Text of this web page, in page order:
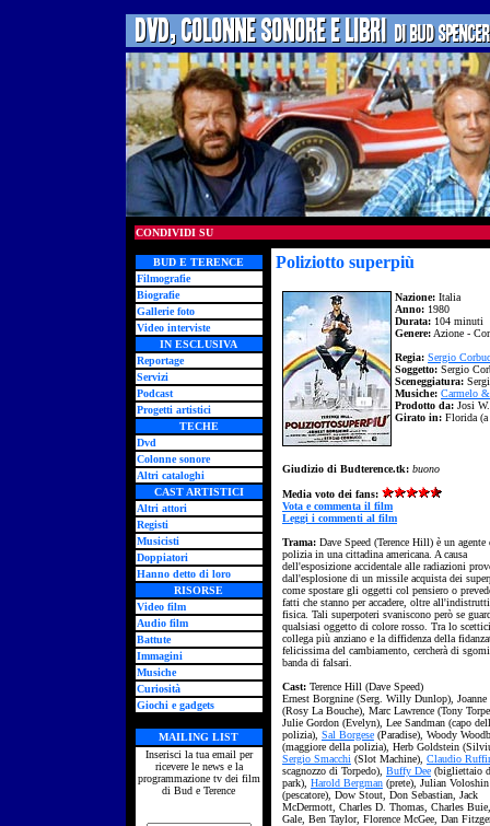
CONDIVIDI SU
BUD E TERENCE
Filmografie
Biografie
Gallerie foto
Video interviste
IN ESCLUSIVA
Reportage
Servizi
Podcast
Progetti artistici
TECHE
Dvd
Colonne sonore
Altri cataloghi
CAST ARTISTICI
Altri attori
Registi
Musicisti
Doppiatori
Hanno detto di loro
RISORSE
Video film
Audio film
Battute
Immagini
Musiche
Curiosità
Giochi e gadgets
MAILING LIST
Inserisci la tua email per
ricevere le news e la
programmazione tv dei film
di Bud e Terence
Poliziotto superpiù
Nazione: Italia
Anno: 1980
Durata: 104 minuti
Genere: Azione -
Regia: Sergio
Soggetto: Sergio
Sceneggiatura:
Musiche: Carmelo
Prodotto da: Josi
Girato in: Florida
Giudizio di Budterence.tk: buono
Media voto dei fans:
Vota e commenta il film
Leggi i commenti al film
Trama: Dave Speed (Terence Hill) è un agente
polizia in una cittadina americana. A causa
dell'esposizione accidentale alle radiazioni
dall'esplosione di un missile acquista dei
come spostare gli oggetti col pensiero o
fatti che stanno per accadere, oltre
fisica. Tali superpoteri svaniscono però se
qualsiasi oggetto di colore rosso. Tra lo
collega più anziano e la diffidenza della
felicissima del cambiamento, cercherà di
banda di falsari.
Cast: Terence Hill (Dave Speed)
Ernest Borgnine (Serg. Willy Dunlop), Joanne
(Rosy La Bouche), Marc Lawrence (Tony
Julie Gordon (Evelyn), Lee Sandman (capo
polizia), Sal Borgese (Paradise), Woody
(maggiore della polizia), Herb Goldstein
Sergio Smacchi (Slot Machine), Claudio
scagnozzo di Torpedo), Buffy Dee (bigliettaio
park), Harold Bergman (prete), Julian Voloshin
(pescatore), Dow Stout, Don Sebastian, Jack
McDermott, Charles D. Thomas, Charles
Gale, Ben Taylor, Florence McGee, Dan